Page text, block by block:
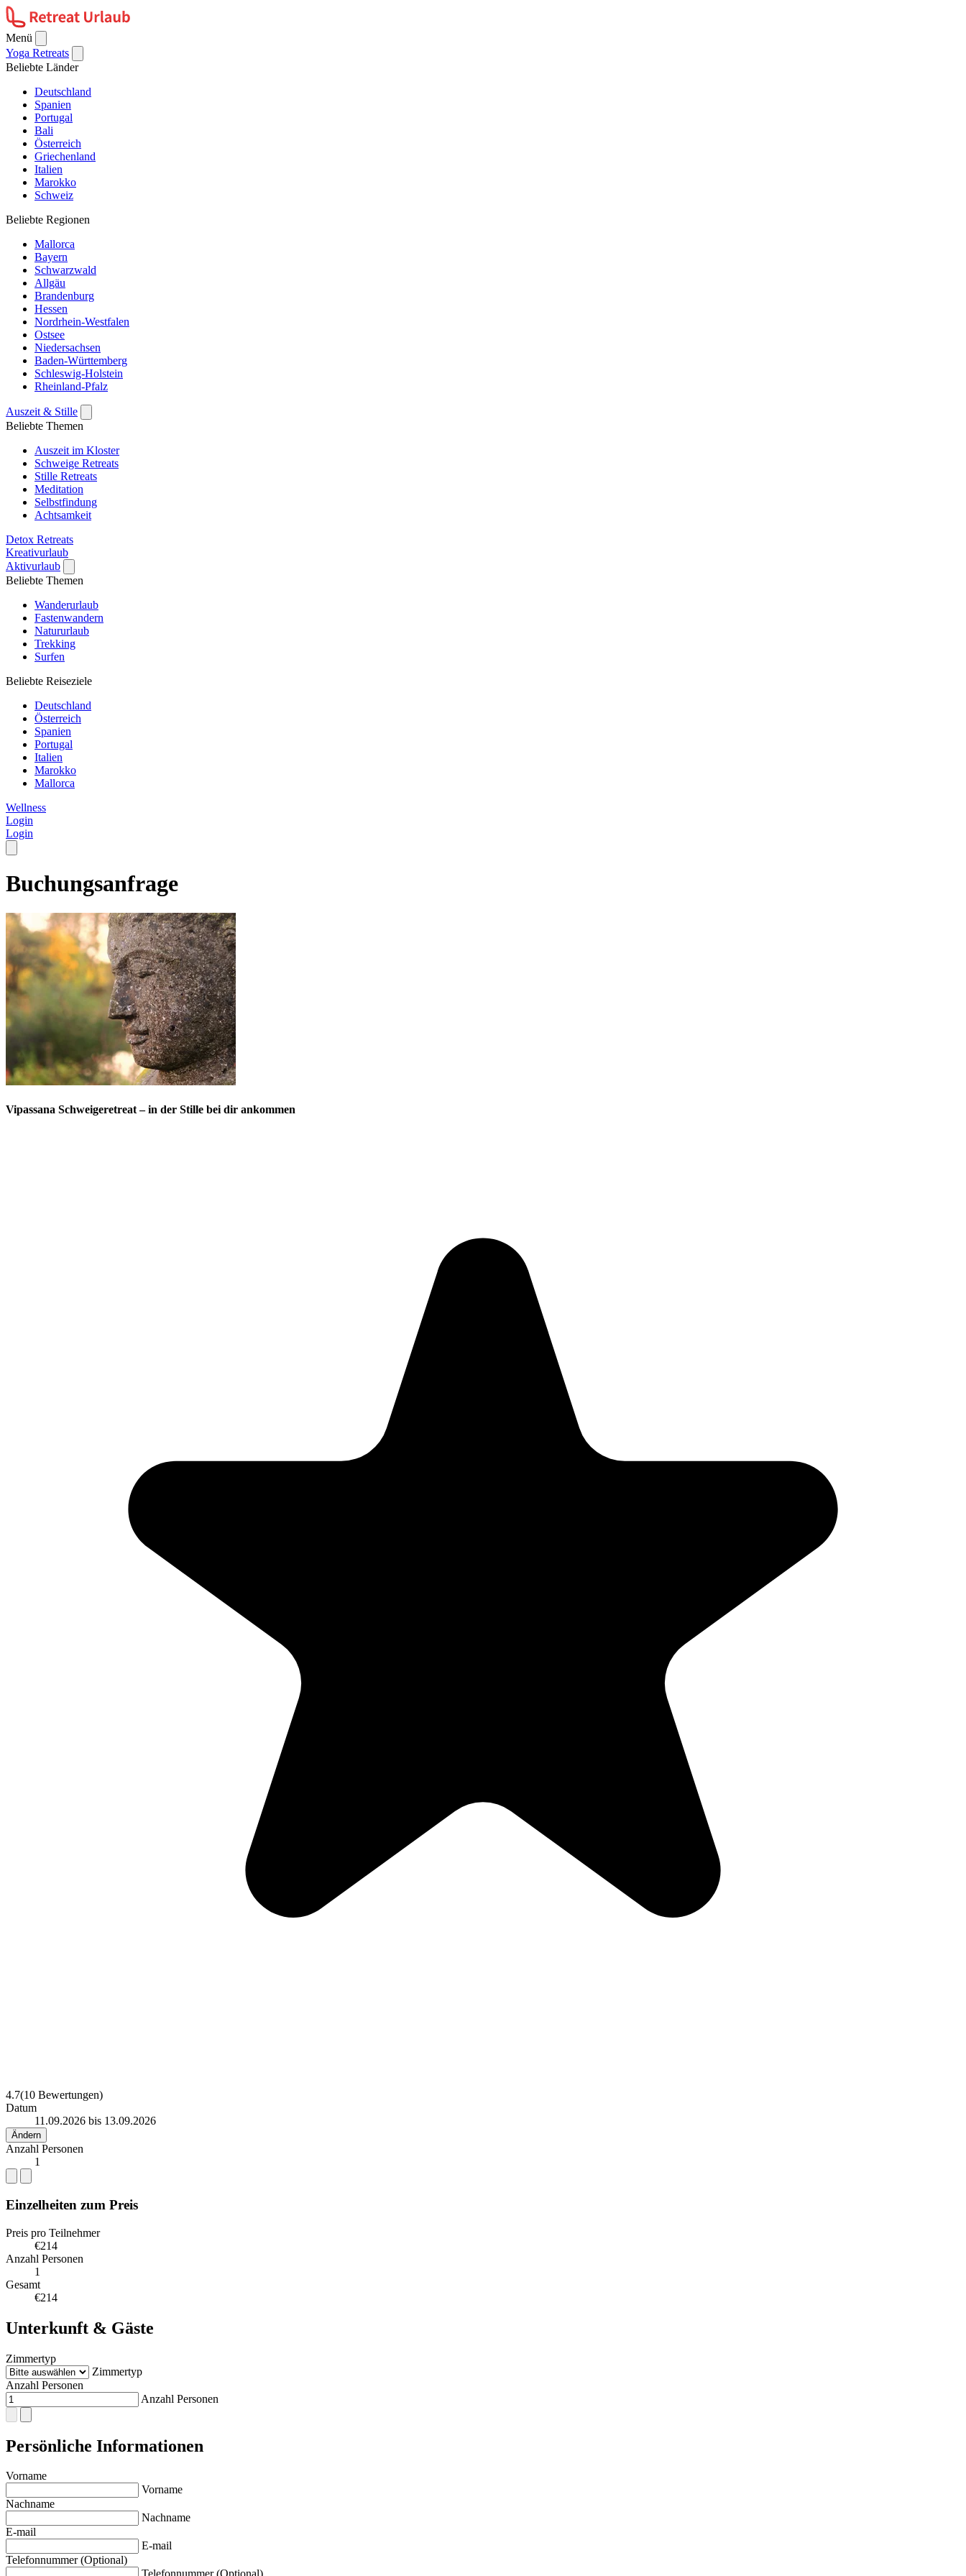
Menü
Yoga Retreats
Beliebte Länder
Deutschland
Spanien
Portugal
Bali
Österreich
Griechenland
Italien
Marokko
Schweiz
Beliebte Regionen
Mallorca
Bayern
Schwarzwald
Allgäu
Brandenburg
Hessen
Nordrhein-Westfalen
Ostsee
Niedersachsen
Baden-Württemberg
Schleswig-Holstein
Rheinland-Pfalz
Auszeit & Stille
Beliebte Themen
Auszeit im Kloster
Schweige Retreats
Stille Retreats
Meditation
Selbstfindung
Achtsamkeit
Detox Retreats
Kreativurlaub
Aktivurlaub
Beliebte Themen
Wanderurlaub
Fastenwandern
Natururlaub
Trekking
Surfen
Beliebte Reiseziele
Deutschland
Österreich
Spanien
Portugal
Italien
Marokko
Mallorca
Wellness
Login
Login
Buchungsanfrage
Vipassana Schweigeretreat – in der Stille bei dir ankommen
4.7(10 Bewertungen)
Datum
11.09.2026 bis 13.09.2026
Ändern
Anzahl Personen
1
Einzelheiten zum Preis
Preis pro Teilnehmer
€214
Anzahl Personen
1
Gesamt
€214
Unterkunft & Gäste
Zimmertyp
Zimmertyp
Anzahl Personen
Anzahl Personen
Persönliche Informationen
Vorname
Vorname
Nachname
Nachname
E-mail
E-mail
Telefonnummer (Optional)